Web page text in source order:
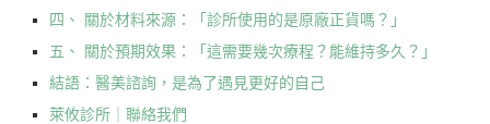
四、 關於材料來源：「診所使用的是原廠正貨嗎？」
五、 關於預期效果：「這需要幾次療程？能維持多久？」
結語：醫美諮詢，是為了遇見更好的自己
萊攸診所｜聯絡我們